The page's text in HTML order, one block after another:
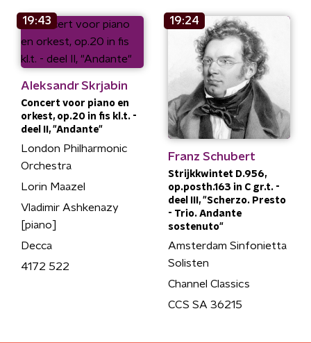
19:43
Aleksandr Skrjabin
Concert voor piano en
orkest, op.20 in fis kl.t. -
deel II, "Andante"
London Philharmonic
Orchestra
Lorin Maazel
Vladimir Ashkenazy
[piano]
Decca
4172 522
19:24
Franz Schubert
Strijkkwintet D.956,
op.posth.163 in C gr.t. -
deel III, "Scherzo. Presto
- Trio. Andante
sostenuto"
Amsterdam Sinfonietta
Solisten
Channel Classics
CCS SA 36215